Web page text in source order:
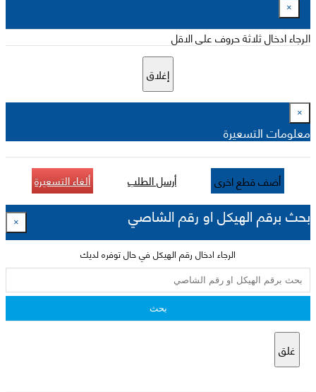
×
الرجاء ادخال ثلاثة حروف على الاقل
إغلاق
×
معلومات التسعيرة
أضف قطع اخرى أرسل الطلب ألغاء التسعيرة
بحث برقم الهيكل او رقم الشاصي ×
الرجاء ادخال رقم الهيكل في حال توفره لديك
بحث
غلق